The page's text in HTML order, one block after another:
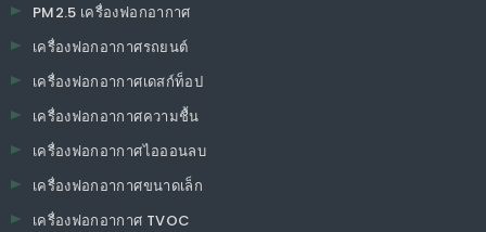
PM2.5 เครื่องฟอกอากาศ
เครื่องฟอกอากาศรถยนต์
เครื่องฟอกอากาศเดสก์ท็อป
เครื่องฟอกอากาศความชื้น
เครื่องฟอกอากาศไอออนลบ
เครื่องฟอกอากาศขนาดเล็ก
เครื่องฟอกอากาศ TVOC